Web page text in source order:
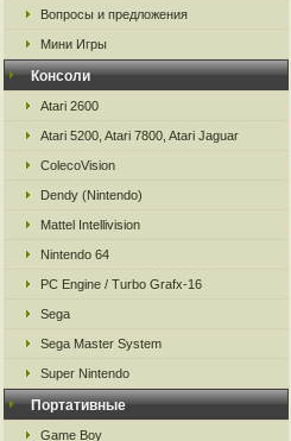
Вопросы и предложения
Мини Игры
Консоли
Atari 2600
Atari 5200, Atari 7800, Atari Jaguar
ColecoVision
Dendy (Nintendo)
Mattel Intellivision
Nintendo 64
PC Engine / Turbo Grafx-16
Sega
Sega Master System
Super Nintendo
Портативные
Game Boy